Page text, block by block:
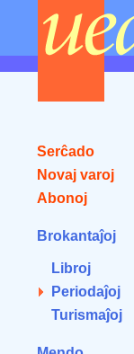
Serĉado
Novaj varoj
Abonoj
Brokantaĵoj
Libroj
Periodaĵoj
Turismaĵoj